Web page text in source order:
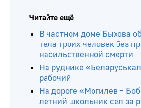
Читайте ещё
В частном доме Быхова
тела троих человек без
насильственной смерти
На руднике
рабочий
На дороге «Могилев –
летний школьник сел за